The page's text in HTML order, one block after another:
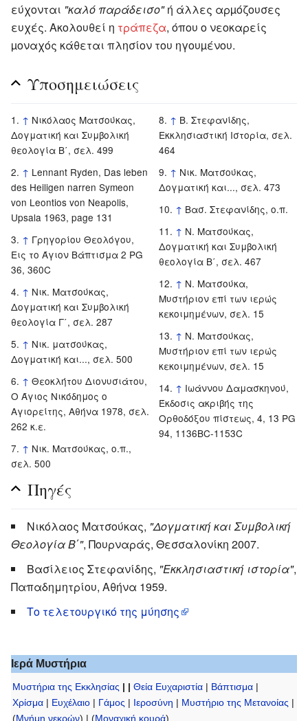
εύχονται "καλό παράδεισο"ή άλλες αρµόζουσες
ευχές. Ακολουθεί η τράπεζα, όπου ο νεοκαρείς
µοναχός κάθεται πλησίον του ηγουµένου.
Υποσημειώσεις
↑ Νικόλαος Ματσούκας,
Δογματική και Συμβολική
θεολογία Β΄, σελ. 499
↑ Lennant Ryden, Das leben
des Heiligen narren Symeon
von Leontios von Neapolis,
Upsala 1963, page 131
↑ Γρηγορίου Θεολόγου,
Εις το Άγιον Βάπτισμα 2 PG
36, 360C
↑ Νικ. Ματσούκας,
Δογματική και Συμβολική
θεολογία Γ΄, σελ. 287
↑ Νικ. ματσούκας,
Δογματική και..., σελ. 500
↑ Θεοκλήτου Διονυσιάτου,
Ο Άγιος Νικόδημος ο
Αγιορείτης, Αθήνα 1978, σελ.
262 κ.ε.
↑ Νικ. Ματσούκας, ο.π.,
σελ. 500
↑ Β. Στεφανίδης,
Εκκλησιαστική Ιστορία, σελ.
464
↑ Νικ. Ματσούκας,
Δογματική και..., σελ. 473
↑ Βασ. Στεφανίδης, ο.π.
↑ Ν. Ματσούκας,
Δογματική και Συμβολική
θεολογία Β΄, σελ. 467
↑ Ν. Ματσούκα,
Μυστήριον επί των ιερώς
κεκοιμημένων, σελ. 15
↑ Ν. Ματσούκας,
Μυστήριον επί των ιερώς
κεκοιμημένων, σελ. 15
↑ Ιωάννου Δαμασκηνού,
Έκδοσις ακριβής της
Ορθοδόξου πίστεως, 4, 13 PG
94, 1136BC-1153C
Πηγές
Νικόλαος Ματσούκας, "Δογματική και Συμβολική
Θεολογία Β΄", Πουρναράς, Θεσσαλονίκη 2007.
Βασίλειος Στεφανίδης, "Εκκλησιαστική ιστορία",
Παπαδημητρίου, Αθήνα 1959.
Το τελετουργικό της μύησης
Ιερά Μυστήρια
Μυστήρια της Εκκλησίας | | Θεία Ευχαριστία | Βάπτισμα |
Χρίσμα | Ευχέλαιο | Γάμος | Ιεροσύνη | Μυστήριο της Μετανοίας |
(Μνήμη νεκρών) | (Μοναχική κουρά)